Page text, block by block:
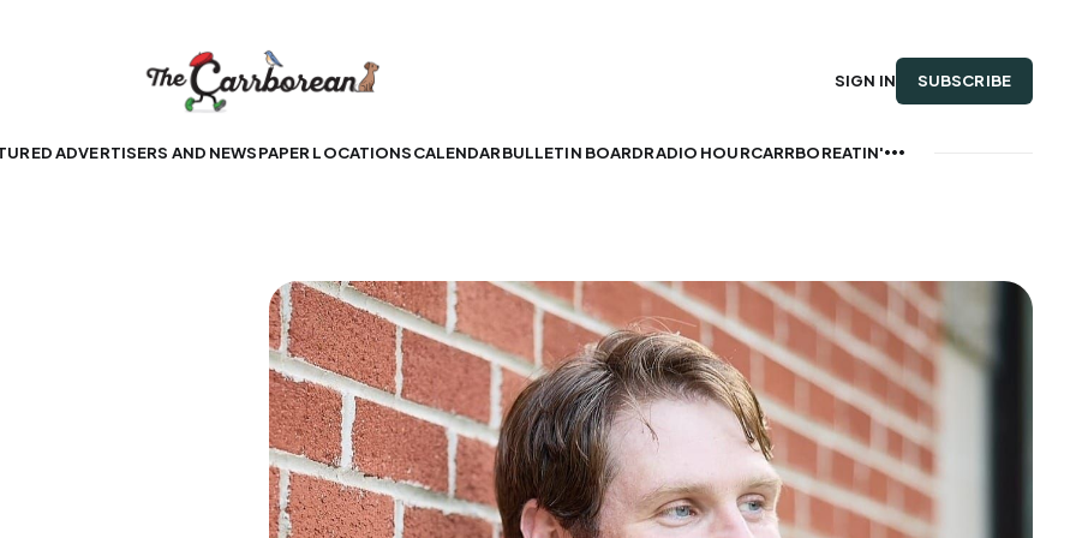
ADVERTISERS AND NEWSPAPER LOCATIONSCALENDARBULLETIN BOARDRADIO HOURCARRBOREATIN'
SIGN IN SUBSCRIBE